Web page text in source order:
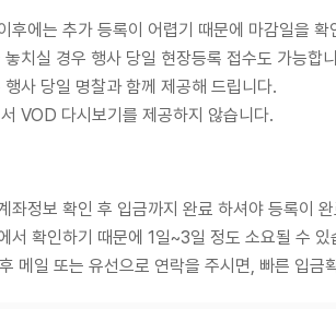
후에는 추가 등록이 어렵기 때문에 마감일을
놓치실 경우 행사 당일 현장등록 접수도 가능합
행사 당일 명찰과 함께 제공해 드립니다.
VOD 다시보기를 제공하지 않습니다.
좌정보 확인 후 입금까지 완료 하셔야 등록이
서 확인하기 때문에 1일~3일 정도 소요될 수 있
메일 또는 유선으로 연락을 주시면, 빠른 입금